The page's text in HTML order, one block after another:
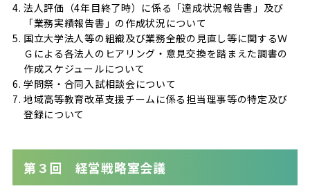
法人評価（4年目終了時）に係る「達成状況報告書」及び
「業務実績報告書」の作成状況について
国立大学法人等の組織及び業務全般の見直し等に関するＷ
Ｇによる各法人のヒアリング・意見交換を踏まえた調書の
作成スケジュールについて
学問祭・合同入試相談会について
地域高等教育改革支援チームに係る担当理事等の特定及び
登録について
第３回 経営戦略室会議